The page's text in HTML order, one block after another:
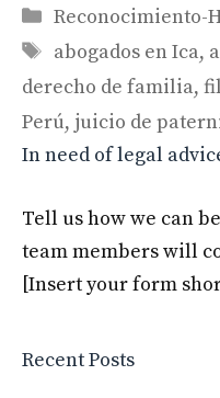
Categories
Reconocimiento-
Tags
abogados en Ica,
derecho de familia,
Perú, juicio de
In need of legal
Tell us how we can
team members will
[Insert your form
Recent Posts